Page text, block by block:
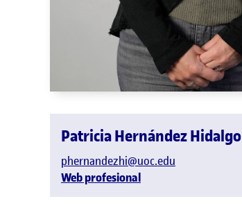
Patricia Hernández Hidalgo
phernandezhi@uoc.edu
Web profesional